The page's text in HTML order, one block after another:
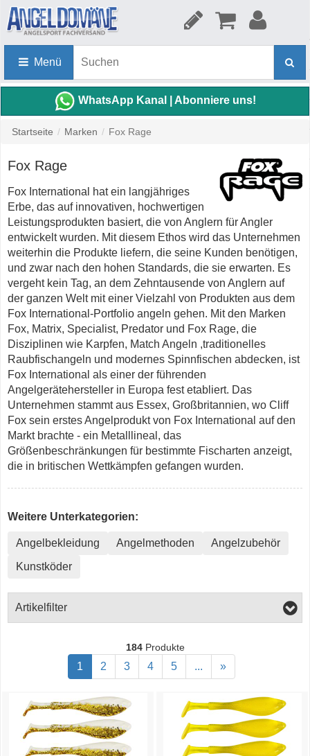
Menü
WhatsApp Kanal | Abonniere uns!
Startseite / Marken / Fox Rage
Fox Rage
Fox International hat ein langjähriges
Erbe, das auf innovativen, hochwertigen
Leistungsprodukten basiert, die von Anglern für Angler
entwickelt wurden. Mit diesem Ethos wird das Unternehmen
weiterhin die Produkte liefern, die seine Kunden benötigen,
und zwar nach den hohen Standards, die sie erwarten. Es
vergeht kein Tag, an dem Zehntausende von Anglern auf
der ganzen Welt mit einer Vielzahl von Produkten aus dem
Fox International-Portfolio angeln gehen. Mit den Marken
Fox, Matrix, Specialist, Predator und Fox Rage, die
Disziplinen wie Karpfen, Match Angeln ,traditionelles
Raubfischangeln und modernes Spinnfischen abdecken, ist
Fox International als einer der führenden
Angelgerätehersteller in Europa fest etabliert. Das
Unternehmen stammt aus Essex, Großbritannien, wo Cliff
Fox sein erstes Angelprodukt von Fox International auf den
Markt brachte - ein Metalllineal, das
Größenbeschränkungen für bestimmte Fischarten anzeigt,
die in britischen Wettkämpfen gefangen wurden.
Weitere Unterkategorien:
Angelbekleidung Angelmethoden
Angelzubehör
Kunstköder
Artikelfilter
184Produkte
1 2 3 4 5 ... »